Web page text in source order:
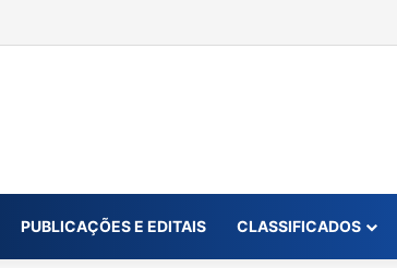
até o fim de 2026; saiba quais
PUBLICAÇÕES E EDITAIS CLASSIFICADOS